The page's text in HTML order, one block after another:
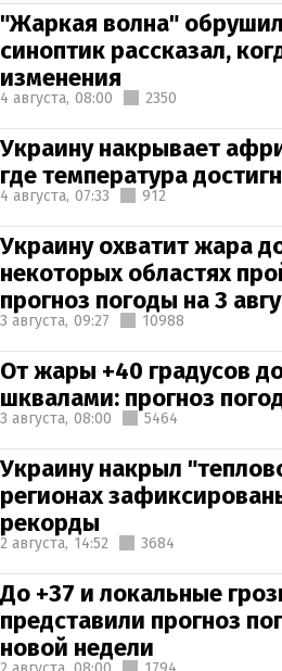
"Жаркая волна"
синоптик рассказал,
изменения
4 августа, 08:00 2350
Украину накрывает
где температура
4 августа, 07:33 912
Украину охватит жара
некоторых областях
прогноз погоды на 3
3 августа, 09:27 10988
От жары +40 градусов
шквалами: прогноз
3 августа, 08:00 5464
Украину накрыл
регионах
рекорды
2 августа, 14:52 3684
До +37 и локальные
представили прогноз
новой недели